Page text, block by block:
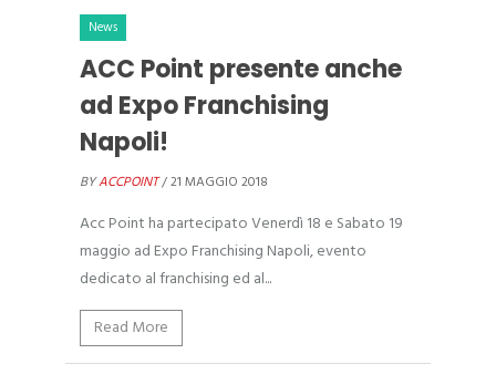
News
ACC Point presente anche
ad Expo Franchising
Napoli!
BYACCPOINT/ 21 MAGGIO 2018
Acc Point ha partecipato Venerdì 18 e Sabato 19
maggio ad Expo Franchising Napoli, evento
dedicato al franchising ed al...
Read More